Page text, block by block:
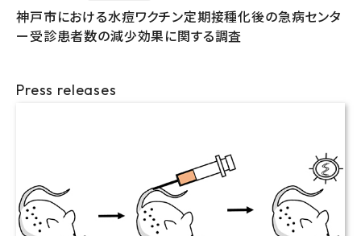
神戸市における水痘ワクチン定期接種化後の急病センタ
ー受診患者数の減少効果に関する調査
Press releases